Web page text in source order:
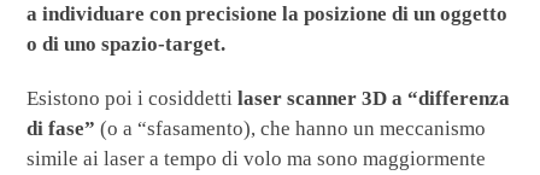
a individuare con precisione la posizione di un oggetto
o di uno spazio-target.
Esistono poi i cosiddettilaser scanner 3D a “differenza
di fase” (o a “sfasamento), che hanno un meccanismo
simile ai laser a tempo di volo ma sono maggiormente